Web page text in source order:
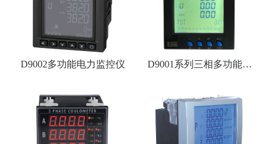
D9002多功能电力监控仪
D9001系列三相多功能电